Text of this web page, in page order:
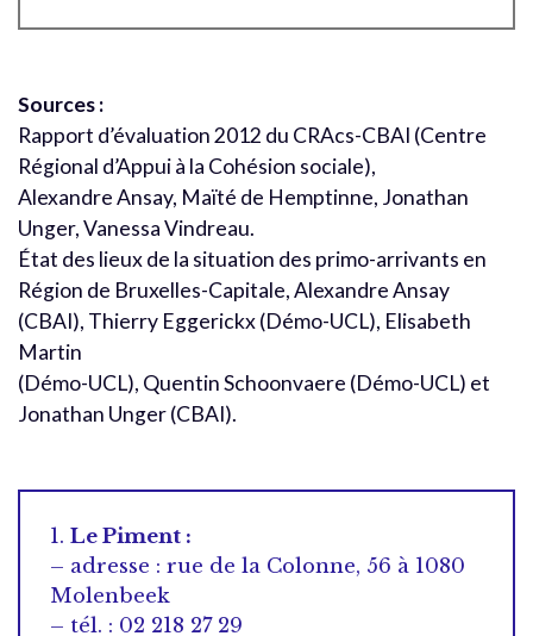
Sources :
Rapport d’évaluation 2012 du CRAcs-CBAI (Centre
Régional d’Appui à la Cohésion sociale),
Alexandre Ansay, Maïté de Hemptinne, Jonathan
Unger, Vanessa Vindreau.
État des lieux de la situation des primo-arrivants en
Région de Bruxelles-Capitale, Alexandre Ansay
(CBAI), Thierry Eggerickx (Démo-UCL), Elisabeth
Martin
(Démo-UCL), Quentin Schoonvaere (Démo-UCL) et
Jonathan Unger (CBAI).
1. Le Piment :
– adresse : rue de la Colonne, 56 à 1080
Molenbeek
– tél. : 02 218 27 29